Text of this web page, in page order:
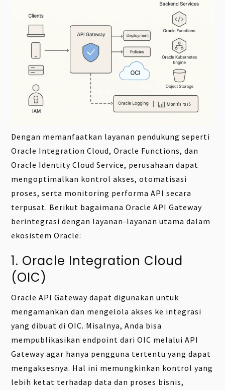
Dengan memanfaatkan layanan pendukung seperti
Oracle Integration Cloud, Oracle Functions, dan
Oracle Identity Cloud Service, perusahaan dapat
mengoptimalkan kontrol akses, otomatisasi
proses, serta monitoring performa API secara
terpusat. Berikut bagaimana Oracle API Gateway
berintegrasi dengan layanan-layanan utama dalam
ekosistem Oracle:
1. Oracle Integration Cloud
(OIC)
Oracle API Gateway dapat digunakan untuk
mengamankan dan mengelola akses ke integrasi
yang dibuat di OIC. Misalnya, Anda bisa
mempublikasikan endpoint dari OIC melalui API
Gateway agar hanya pengguna tertentu yang dapat
mengaksesnya. Hal ini memungkinkan kontrol yang
lebih ketat terhadap data dan proses bisnis,